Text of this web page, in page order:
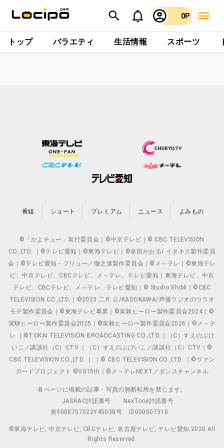
0P
トップ バラエティ 生活情報 スポーツ
番組 ショート プレミアム ニュース よみもの
©「かよチュー」実行委員会｜©中京テレビ｜© CBC TELEVISION
CO.,LTD. ｜©テレビ愛知｜©東海テレビ｜©多田かおる/ イタキス製作委員
会｜©テレビ愛知・フリュー／徹之進製作委員会｜©メ～テレ｜©東海テレ
ビ、中京テレビ、CBCテレビ、メ～テレ、テレビ愛知｜東海テレビ、中京
テレビ、CBCテレビ、メ～テレ、テレビ愛知｜© Studio Ghibli｜©CBC
TELEVISION CO.,LTD.｜©2023 二月 公/KADOKAWA/声優ラジオのウラオ
モテ製作委員会｜©東海テレビ事業｜©実験ヒーロー製作委員会2024｜©
実験ヒーロー製作委員会2025｜©実験ヒーロー製作委員会2026｜©メ～テ
レ ｜©TOKAI TELEVISION BROADCASTING CO.,LTD.｜（C）すえのぶけ
いこ／講談社（C）CTV ｜（C）すえのぶけいこ／講談社（C）CTV｜©
CBC TELEVISION CO.,LTD. ｜ ｜© CBC TELEVISION CO.,LTD. ｜©ヴァン
ガードプロジェクト ©VG15th｜©メ～テレNEXT／ダンスチャンネル
各ページに掲載の記事・写真の無断転用を禁じます。
JASRAC許諾番号
NexTone許諾番号
第9008707022Y45038号
ID000007318
©東海テレビ, 中京テレビ, CBCテレビ, 名古屋テレビ, テレビ愛知 2020 All
Rights Reserved.